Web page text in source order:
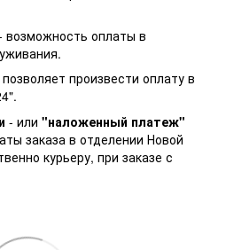
возможность оплаты в
произвести оплату в
- или "наложенный платеж"
заказа в отделении Новой
курьеру, при заказе с